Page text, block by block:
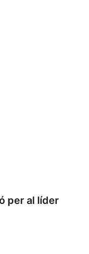
per al líder